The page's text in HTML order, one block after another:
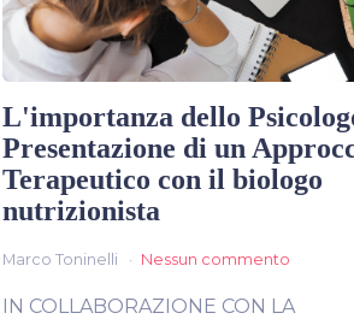
L'importanza dello
Presentazione di un
Terapeutico con il biologo
nutrizionista
Marco Toninelli Nessun commento
IN COLLABORAZIONE CON LA